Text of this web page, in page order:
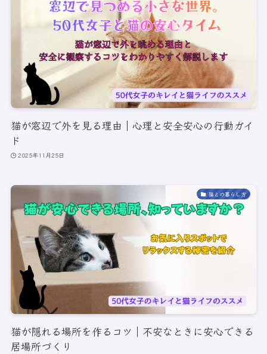
猫が窓辺で外を見る理由｜心理と安全安心の行動ガイ
ド
2025年11月25日
猫との暮らし方
猫が隠れる場所を作るコツ｜不安なときに安心できる
居場所づくり